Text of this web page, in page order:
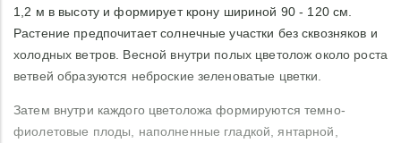
1,2 м в высоту и формирует крону шириной 90 - 120 см.
Растение предпочитает солнечные участки без сквозняков и
холодных ветров. Весной внутри полых цветолож около роста
ветвей образуются неброские зеленоватые цветки.
Затем внутри каждого цветоложа формируются темно-
фиолетовые плоды, наполненные гладкой, янтарной,